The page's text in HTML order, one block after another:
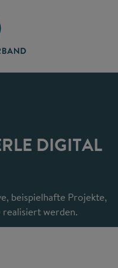
DIGITAL
beispielhafte Projekte,
werden.